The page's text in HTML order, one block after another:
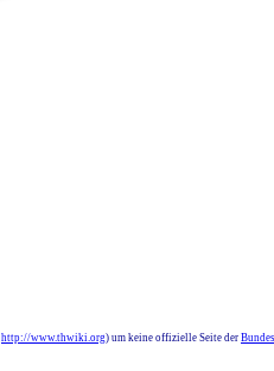
http://www.thwiki.org) um keine offizielle Seite der